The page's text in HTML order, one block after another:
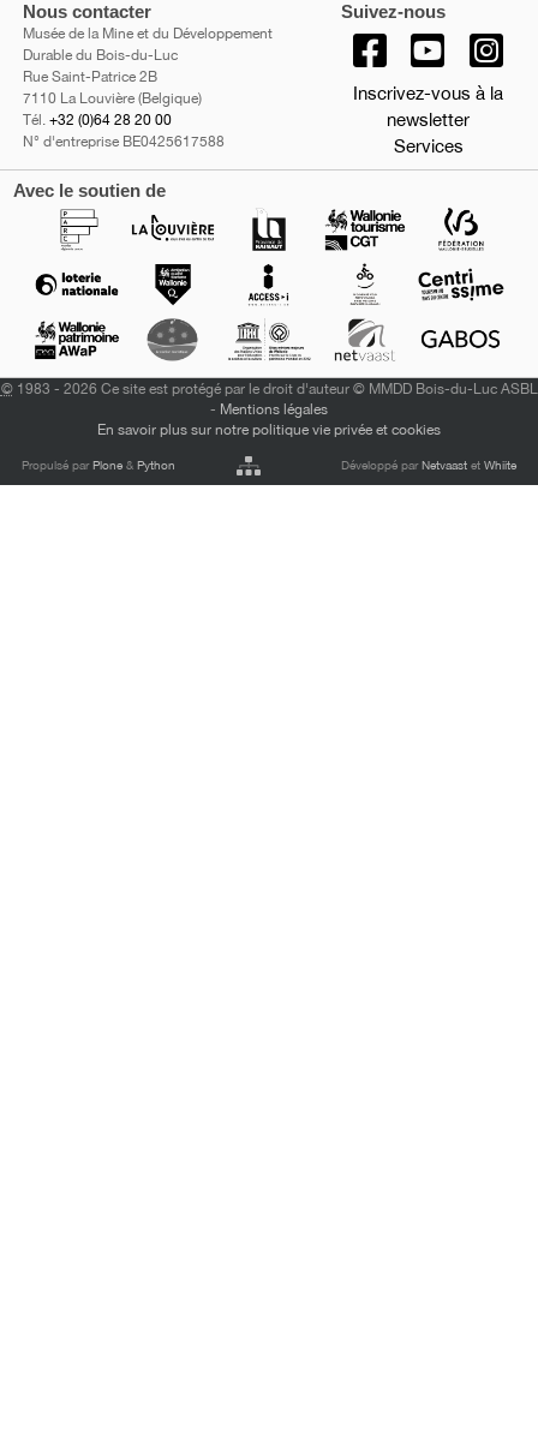
Nous contacter
Musée de la Mine et du Développement
Durable du Bois-du-Luc
Rue Saint-Patrice 2B
7110 La Louvière (Belgique)
Tél. +32 (0)64 28 20 00
N° d'entreprise BE0425617588
Suivez-nous
Inscrivez-vous à la
newsletter
Services
Avec le soutien de
©1983 - 2026 Ce site est protégé par le droit d'auteur © MMDD Bois-du-Luc ASBL
- Mentions légales
En savoir plus sur notre politique vie privée et cookies
Propulsé parPlone &Python Développé parNetvaastet Whiite